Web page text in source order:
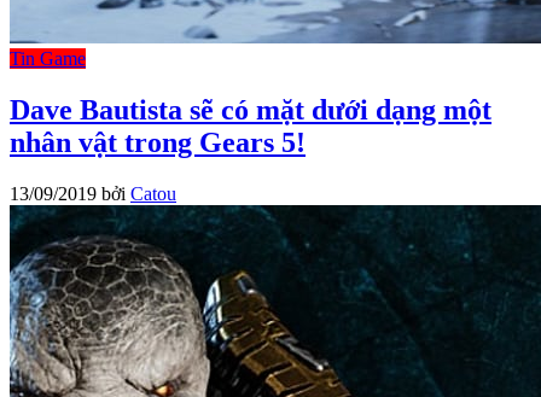
Tin Game
Dave Bautista sẽ có mặt dưới dạng một
nhân vật trong Gears 5!
13/09/2019 bởi Catou